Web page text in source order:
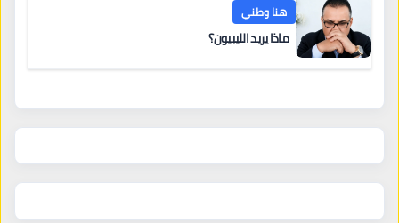
هنا وطني
ماذا يريد الليبيون؟